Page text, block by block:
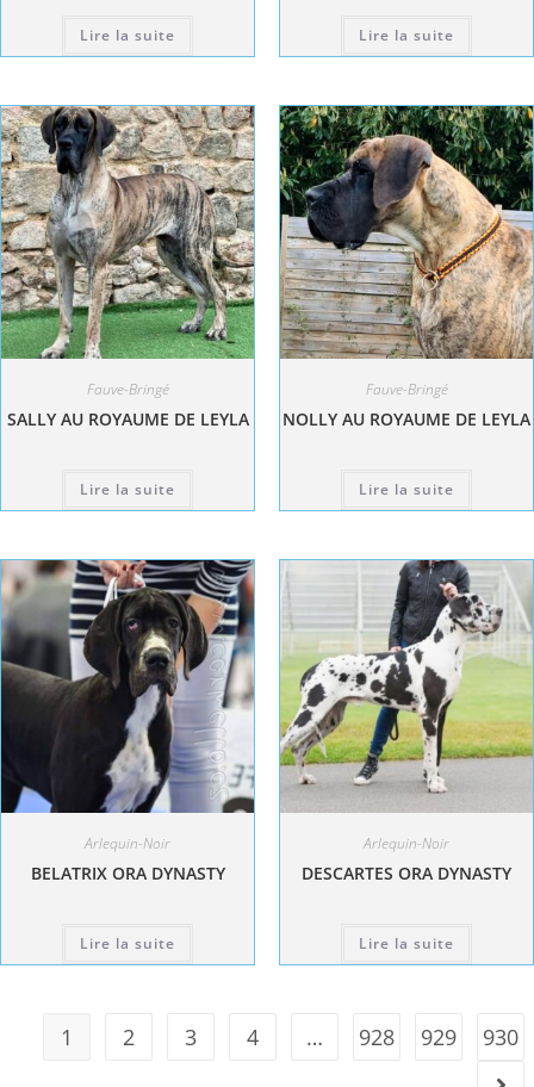
Lire la suite Lire la suite
Fauve-Bringé
SALLY AU ROYAUME DE LEYLA
Lire la suite
Fauve-Bringé
NOLLY AU ROYAUME DE LEYLA
Lire la suite
Arlequin-Noir
BELATRIX ORA DYNASTY
Lire la suite
Arlequin-Noir
DESCARTES ORA DYNASTY
Lire la suite
1 2 3 4 … 928 929 930